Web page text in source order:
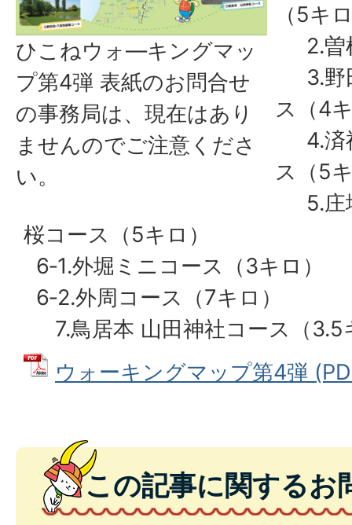
ひこねウォ―キングマッ
プ第4弾 表紙のお問合せ
の事務局は、現在はあり
ませんのでご注意くださ
い。
（5キ
2.曽
3.野
ス（4
4.済
ス（5
5.庄
桜コース（5キロ）
6‐1.外堀ミニコース（3キロ）
6‐2.外周コース（7キロ）
7.鳥居本 山田神社コース（3.5
ウォーキングマップ第4弾
この記事に関するお